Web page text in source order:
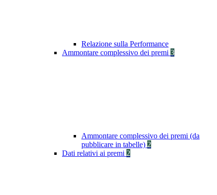
Relazione sulla Performance
Ammontare complessivo dei premi 3
Ammontare complessivo dei premi (da
pubblicare in tabelle) 2
Dati relativi ai premi 2